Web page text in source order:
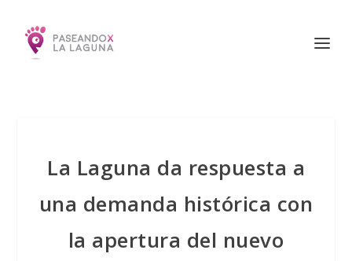
La Laguna da respuesta a
una demanda histórica con
la apertura del nuevo